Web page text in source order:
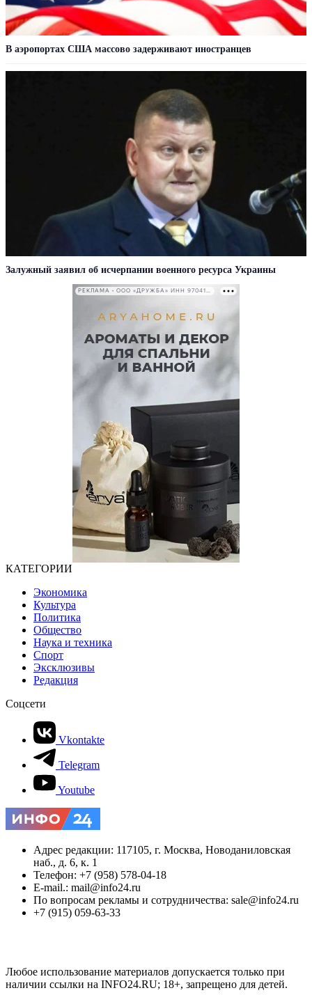
В аэропортах США массово задерживают иностранцев
Залужный заявил об исчерпании военного ресурса Украины
РЕКЛАМА • ООО «ДРУЖБА» ИНН 9704146411
КАТЕГОРИИ
Экономика
Культура
Политика
Общество
Наука и техника
Спорт
Эксклюзивы
Редакция
Соцсети
Vkontakte
Telegram
Youtube
Адрес редакции: 117105, г. Москва, Новоданиловская
наб., д. 6, к. 1
Телефон: +7 (958) 578-04-18
E-mail.: mail@info24.ru
По вопросам рекламы и сотрудничества: sale@info24.ru
+7 (915) 059-63-33
Любое использование материалов допускается только при
наличии ссылки на INFO24.RU; 18+, запрещено для детей.